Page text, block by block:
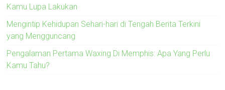
Kamu Lupa Lakukan
Mengintip Kehidupan Sehari-hari di Tengah Berita Terkini
yang Mengguncang
Pengalaman Pertama Waxing Di Memphis: Apa Yang Perlu
Kamu Tahu?